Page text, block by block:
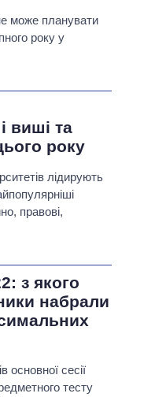
може планувати
року у
виші та
року
лідирують
правові,
з якого
набрали
основної сесії
тесту